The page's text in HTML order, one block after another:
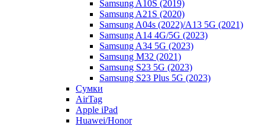
Samsung A10S (2019)
Samsung A21S (2020)
Samsung A04s (2022)/А13 5G (2021)
Samsung A14 4G/5G (2023)
Samsung A34 5G (2023)
Samsung M32 (2021)
Samsung S23 5G (2023)
Samsung S23 Plus 5G (2023)
Сумки
AirTag
Apple iPad
Huawei/Honor